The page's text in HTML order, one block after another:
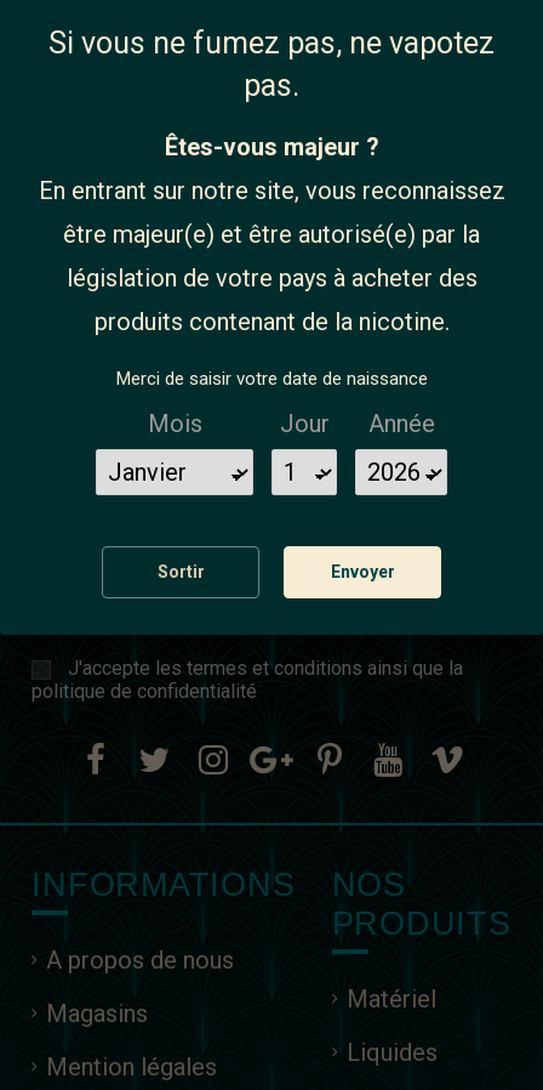
Fiole twist graduée 230 ml 2,90 €
S'INSCRIRE À LA
NEWSLETTER
Vous pouvez vous désinscrire à tout moment. Vous
trouverez pour cela nos informations de contact dans
J'accepte les termes et conditions ainsi que la
politique de confidentialité
INFORMATIONS
A propos de nous
Magasins
Mention légales
NOS
PRODUITS
Matériel
Liquides
Si vous ne fumez pas, ne vapotez
pas.
Êtes-vous majeur ?
En entrant sur notre site, vous reconnaissez
être majeur(e) et être autorisé(e) par la
législation de votre pays à acheter des
produits contenant de la nicotine.
Merci de saisir votre date de naissance
Mois Jour Année
Sortir Envoyer